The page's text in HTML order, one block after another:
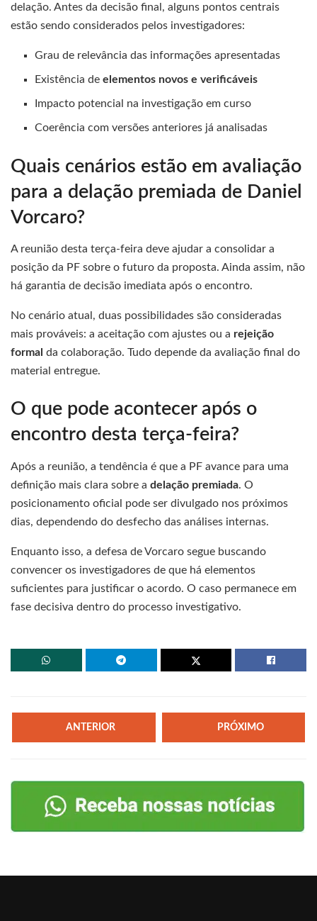
delação. Antes da decisão final, alguns pontos centrais
estão sendo considerados pelos investigadores:
Grau de relevância das informações apresentadas
Existência deelementos novos e verificáveis
Impacto potencial na investigação em curso
Coerência com versões anteriores já analisadas
Quais cenários estão em avaliação
para a delação premiada de Daniel
Vorcaro?
A reunião desta terça-feira deve ajudar a consolidar a
posição da PF sobre o futuro da proposta. Ainda assim, não
há garantia de decisão imediata após o encontro.
No cenário atual, duas possibilidades são consideradas
mais prováveis: a aceitação com ajustes ou a rejeição
formal da colaboração. Tudo depende da avaliação final do
material entregue.
O que pode acontecer após o
encontro desta terça-feira?
Após a reunião, a tendência é que a PF avance para uma
definição mais clara sobre a delação premiada. O
posicionamento oficial pode ser divulgado nos próximos
dias, dependendo do desfecho das análises internas.
Enquanto isso, a defesa de Vorcaro segue buscando
convencer os investigadores de que há elementos
suficientes para justificar o acordo. O caso permanece em
fase decisiva dentro do processo investigativo.
ANTERIOR PRÓXIMO